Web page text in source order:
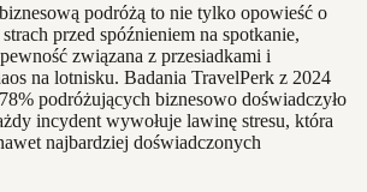
podróżą to nie tylko opowieść o
przed spóźnieniem na spotkanie,
związana z przesiadkami i
na lotnisku. Badania TravelPerk z 2024
podróżujących biznesowo doświadczyło
incydent wywołuje lawinę stresu, która
najbardziej doświadczonych